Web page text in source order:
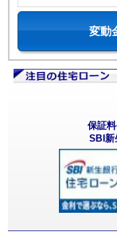
変動
保証
SBI